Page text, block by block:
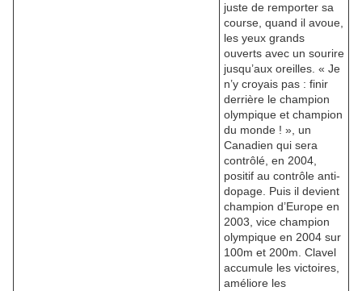
juste de remporter sa
course, quand il avoue,
les yeux grands
ouverts avec un sourire
jusqu’aux oreilles. « Je
n’y croyais pas : finir
derrière le champion
olympique et champion
du monde ! », un
Canadien qui sera
contrôlé, en 2004,
positif au contrôle anti-
dopage. Puis il devient
champion d’Europe en
2003, vice champion
olympique en 2004 sur
100m et 200m. Clavel
accumule les victoires,
améliore les